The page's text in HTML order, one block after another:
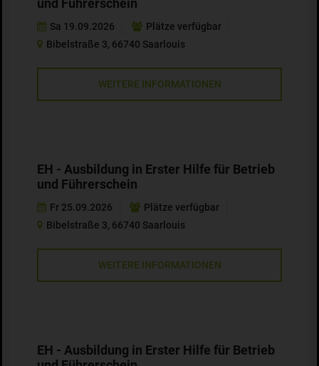
und Führerschein
Sa 19.09.2026
Plätze verfügbar
Bibelstraße 3, 66740 Saarlouis
WEITERE INFORMATIONEN
EH - Ausbildung in Erster Hilfe für Betrieb
und Führerschein
Fr 25.09.2026
Plätze verfügbar
Bibelstraße 3, 66740 Saarlouis
WEITERE INFORMATIONEN
EH - Ausbildung in Erster Hilfe für Betrieb